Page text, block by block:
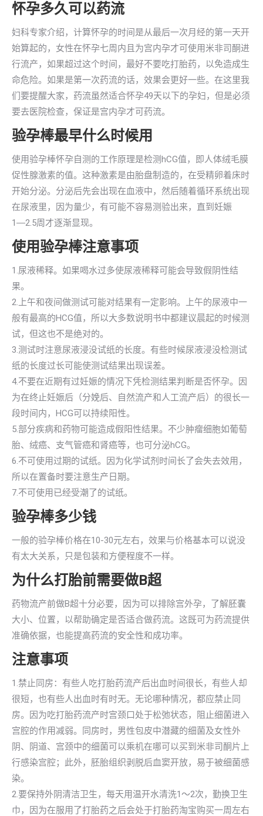
怀孕多久可以药流
妇科专家介绍，计算怀孕的时间是从最后一次月经的第一天开
始算起的，女性在怀孕七周内且为宫内孕才可使用米非司酮进
行流产，如果超过这个时间，最好不要吃打胎药，以免造成生
命危险。如果是第一次药流的话，效果会更好一些。在这里我
们要提醒大家，药流虽然适合怀孕49天以下的孕妇，但是必须
要去医院检查，保证是宫内孕才可药流。
验孕棒最早什么时候用
使用验孕棒怀孕自测的工作原理是检测hCG值，即人体绒毛膜
促性腺激素的值。这种激素是由胎盘制造的，在受精卵着床时
开始分泌。分泌后先会出现在血液中，然后随着循环系统出现
在尿液里，因为量少，有可能不容易测验出来，直到妊娠
1―2.5周才逐渐显现。
使用验孕棒注意事项
1.尿液稀释。如果喝水过多使尿液稀释可能会导致假阴性结
果。
2.上午和夜间做测试可能对结果有一定影响。上午的尿液中一
般有最高的HCG值，所以大多数说明书中都建议晨起的时候测
试，但这也不是绝对的。
3.测试时注意尿液浸没试纸的长度。有些时候尿液浸没检测试
纸的长度过长可能使测试结果出现误差。
4.不要在近期有过妊娠的情况下凭检测结果判断是否怀孕。因
为在终止妊娠后（分娩后、自然流产和人工流产后）的很长一
段时间内，HCG可以持续阳性。
5.部分疾病和药物可能造成假阳性结果。不少肿瘤细胞如葡萄
胎、绒癌、支气管癌和肾癌等，也可分泌hCG。
6.不可使用过期的试纸。因为化学试剂时间长了会失去效用，
所以在置备时要注意生产日期。
7.不可使用已经受潮了的试纸。
验孕棒多少钱
一般的验孕棒价格在10-30元左右，效果与价格基本可以说没
有太大关系，只是包装和方便程度不一样。
为什么打胎前需要做B超
药物流产前做B超十分必要，因为可以排除宫外孕，了解胚囊
大小、位置，以帮助确定是否适合做药流。这既可为药流提供
准确依据，也能提高药流的安全性和成功率。
注意事项
1.禁止同房：有些人吃打胎药流产后出血时间很长，有些人却
很短，也有些人出血时有时无。无论哪种情况，都应禁止同
房。因为吃打胎药流产时宫颈口处于松弛状态，阻止细菌进入
宫腔的作用减弱。同房时，男性包皮中潜藏的细菌及女性外
阴、阴道、宫颈中的细菌可以乘机在哪可以买到米非司酮片上
行感染宫腔；此外，胚胎组织剥脱后血窦开放，易于被细菌感
染。
2.要保持外阴清洁卫生，每天用温开水清洗1～2次，勤换卫生
巾，因为在服用了打胎药之后会处于打胎药淘宝购买一周左右